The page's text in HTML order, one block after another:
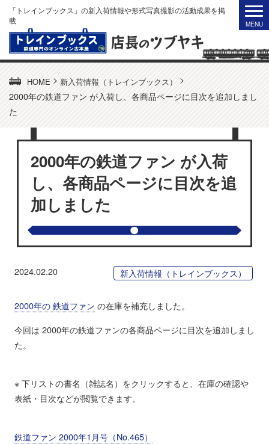
「トレインブックス」の新入荷情報や形式写真撮影の活動成果を掲
載
HOME > 新入荷情報（トレインブックス）
>
2000年の鉄道ファン が入荷し、各商品ページに目次を追加しまし
た
2000年の鉄道ファン が入荷
し、各商品ページに目次を追
加しました
2024.02.20 新入荷情報（トレインブックス）
2000年の 鉄道ファン の在庫を補充しました。
今回は 2000年の鉄道ファンの各商品ページに目次を追加しまし
た。
※ 下リストの書名（雑誌名）をクリックすると、在庫の確認や
表紙・目次などが閲覧できます。
鉄道ファン 2000年1月号（No.465）